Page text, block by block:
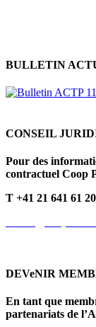
BULLETIN
CONSEIL
Pour des
contractuel Coop
T +41 21 641 61 20
DEVeNIR
En tant que
partenariats de